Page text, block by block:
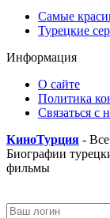
Самые
Турецкие
Информация
О сайте
Политика
Связаться с
КиноТурция -
Биографии
фильмы